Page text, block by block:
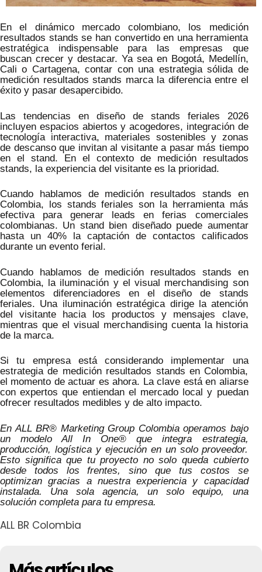
En el dinámico mercado colombiano, los medición
resultados stands se han convertido en una herramienta
estratégica indispensable para las empresas que
buscan crecer y destacar. Ya sea en Bogotá, Medellín,
Cali o Cartagena, contar con una estrategia sólida de
medición resultados stands marca la diferencia entre el
éxito y pasar desapercibido.
Las tendencias en diseño de stands feriales 2026
incluyen espacios abiertos y acogedores, integración de
tecnología interactiva, materiales sostenibles y zonas
de descanso que invitan al visitante a pasar más tiempo
en el stand. En el contexto de medición resultados
stands, la experiencia del visitante es la prioridad.
Cuando hablamos de medición resultados stands en
Colombia, los stands feriales son la herramienta más
efectiva para generar leads en ferias comerciales
colombianas. Un stand bien diseñado puede aumentar
hasta un 40% la captación de contactos calificados
durante un evento ferial.
Cuando hablamos de medición resultados stands en
Colombia, la iluminación y el visual merchandising son
elementos diferenciadores en el diseño de stands
feriales. Una iluminación estratégica dirige la atención
del visitante hacia los productos y mensajes clave,
mientras que el visual merchandising cuenta la historia
de la marca.
Si tu empresa está considerando implementar una
estrategia de medición resultados stands en Colombia,
el momento de actuar es ahora. La clave está en aliarse
con expertos que entiendan el mercado local y puedan
ofrecer resultados medibles y de alto impacto.
En ALL BR® Marketing Group Colombia operamos bajo
un modelo All In One® que integra estrategia,
producción, logística y ejecución en un solo proveedor.
Esto significa que tu proyecto no solo queda cubierto
desde todos los frentes, sino que tus costos se
optimizan gracias a nuestra experiencia y capacidad
instalada. Una sola agencia, un solo equipo, una
solución completa para tu empresa.
ALL BR Colombia